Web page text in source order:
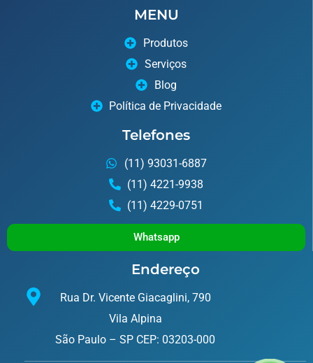
MENU
Produtos
Serviços
Blog
Política de Privacidade
Telefones
(11) 93031-6887
(11) 4221-9938
(11) 4229-0751
Whatsapp
Endereço
Rua Dr. Vicente Giacaglini, 790
Vila Alpina
São Paulo – SP CEP: 03203-000